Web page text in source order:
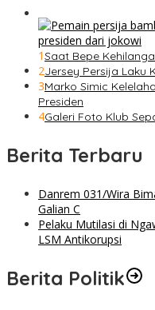
1Saat Bepe
2Jersey Persija Laku
3Marko Simic
Presiden
4Galeri Foto Klub
Berita Terbaru
Danrem 031/Wira
Galian C
Pelaku Mutilasi di
LSM Antikorupsi
Berita Politik